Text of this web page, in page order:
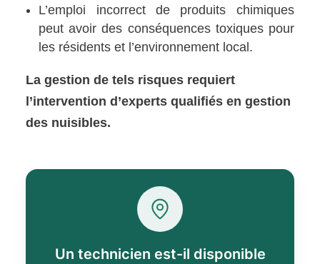
L’emploi incorrect de produits chimiques
peut avoir des conséquences toxiques pour
les résidents et l’environnement local.
La gestion de tels risques requiert
l’intervention d’experts qualifiés en gestion
des nuisibles.
Un technicien est-il disponible